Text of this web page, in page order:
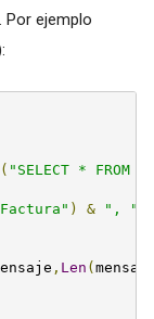
Por ejemplo
( "SELECT * FROM
) &
", "
, Len (